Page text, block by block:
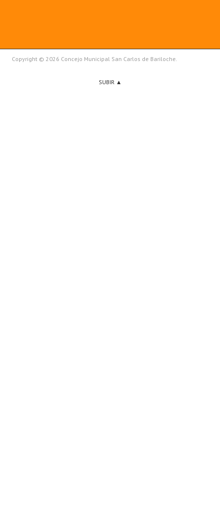
Copyright © 2026 Concejo Municipal San Carlos de Bariloche.
SUBIR ▲